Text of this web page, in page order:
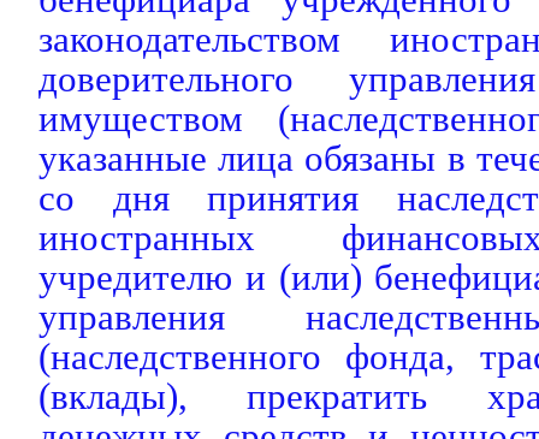
законодательством
доверительного
имуществом
указанные лица обязаны в
со дня принятия
иностранных
учредителю и (или)
управления
(наследственного фонда,
(вклады), прекратить